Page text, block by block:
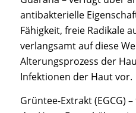
antibakterielle
Fähigkeit, freie Radikale
verlangsamt auf diese
Alterungsprozess der
Infektionen der Haut vor.
Grüntee-Extrakt (EGCG)